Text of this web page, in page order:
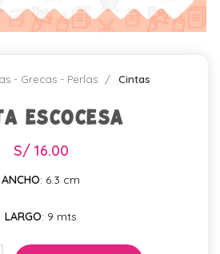
- Grecas - Perlas Cintas
escocesa
S/16.00
ANCHO: 6.3 cm
LARGO: 9 mts